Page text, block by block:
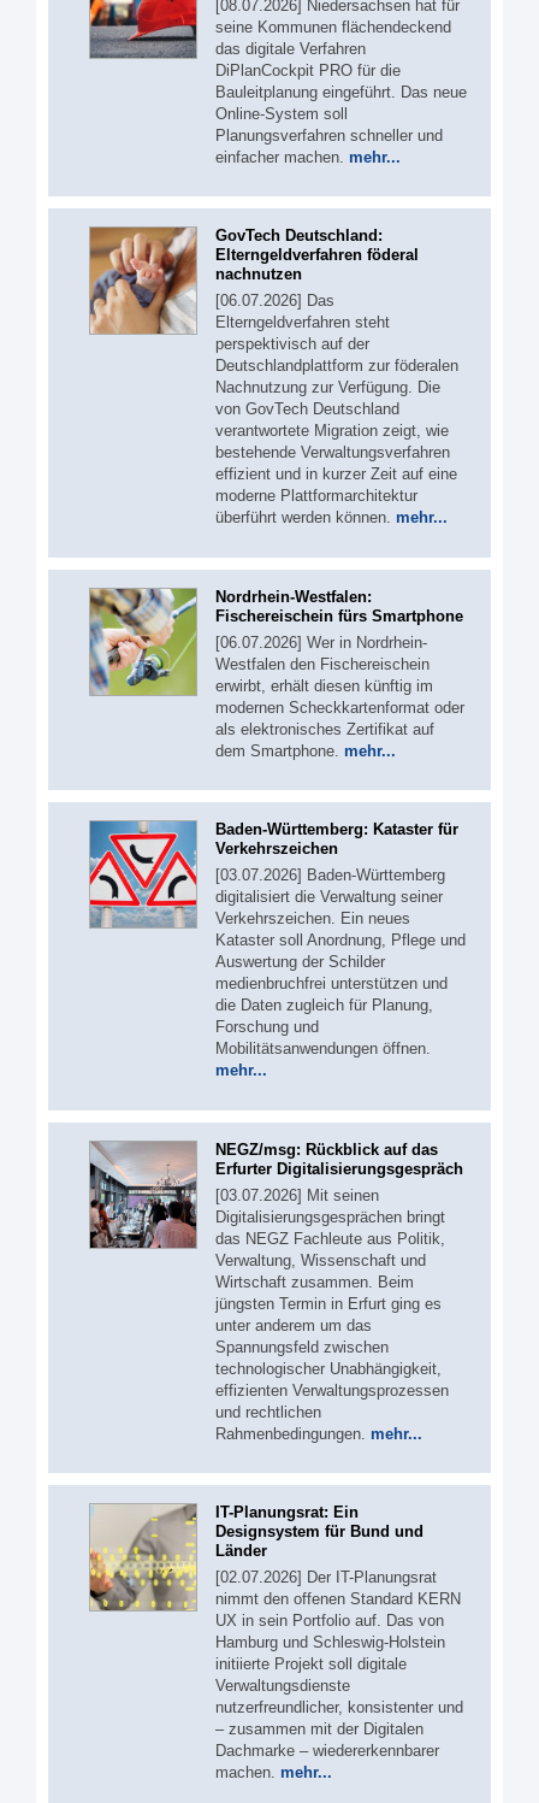
[08.07.2026] Niedersachsen hat für
seine Kommunen flächendeckend
das digitale Verfahren
DiPlanCockpit PRO für die
Bauleitplanung eingeführt. Das neue
Online-System soll
Planungsverfahren schneller und
einfacher machen. mehr...
GovTech Deutschland:
Elterngeldverfahren föderal
nachnutzen
[06.07.2026] Das
Elterngeldverfahren steht
perspektivisch auf der
Deutschlandplattform zur föderalen
Nachnutzung zur Verfügung. Die
von GovTech Deutschland
verantwortete Migration zeigt, wie
bestehende Verwaltungsverfahren
effizient und in kurzer Zeit auf eine
moderne Plattformarchitektur
überführt werden können. mehr...
Nordrhein-Westfalen:
Fischereischein fürs Smartphone
[06.07.2026] Wer in Nordrhein-
Westfalen den Fischereischein
erwirbt, erhält diesen künftig im
modernen Scheckkartenformat oder
als elektronisches Zertifikat auf
dem Smartphone. mehr...
Baden-Württemberg: Kataster für
Verkehrszeichen
[03.07.2026] Baden-Württemberg
digitalisiert die Verwaltung seiner
Verkehrszeichen. Ein neues
Kataster soll Anordnung, Pflege und
Auswertung der Schilder
medienbruchfrei unterstützen und
die Daten zugleich für Planung,
Forschung und
Mobilitätsanwendungen öffnen.
mehr...
NEGZ/msg: Rückblick auf das
Erfurter Digitalisierungsgespräch
[03.07.2026] Mit seinen
Digitalisierungsgesprächen bringt
das NEGZ Fachleute aus Politik,
Verwaltung, Wissenschaft und
Wirtschaft zusammen. Beim
jüngsten Termin in Erfurt ging es
unter anderem um das
Spannungsfeld zwischen
technologischer Unabhängigkeit,
effizienten Verwaltungsprozessen
und rechtlichen
Rahmenbedingungen. mehr...
IT-Planungsrat: Ein
Designsystem für Bund und
Länder
[02.07.2026] Der IT-Planungsrat
nimmt den offenen Standard KERN
UX in sein Portfolio auf. Das von
Hamburg und Schleswig-Holstein
initiierte Projekt soll digitale
Verwaltungsdienste
nutzerfreundlicher, konsistenter und
– zusammen mit der Digitalen
Dachmarke – wiedererkennbarer
machen. mehr...